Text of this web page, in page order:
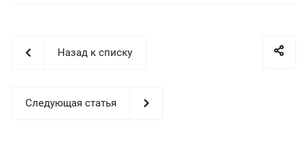
Назад к списку
Следующая статья